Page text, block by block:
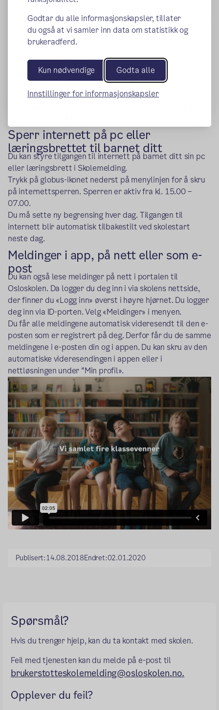
Godtar du alle informasjonskapsler, tillater
du også at vi samler inn data om statistikk og
brukeradferd.
Kun nødvendige Godta alle
Innstillinger for informasjonskapsler
Hvis du har barn i grunnskolen:
Vi henter kontaktinformasjon til foresatte fra Kontakt- og
reservasjonsregisteret (KRR).Hvis det er feil, kan du
endre opplysningene her
Hvis du har barn under 18 år i
videregående skole:
Du kan endre telefonnummer og e-postadresse ved å
logge deg inn på via skolens nettside. På nettsiden finner
Sperr internett på pc eller
læringsbrettet til barnet ditt
Du kan styre tilgangen til internett på barnet ditt sin pc
eller læringsbrett i Skolemelding.
Trykk på globus-ikonet nederst på menylinjen for å skru
på internettsperren. Sperren er aktiv fra kl. 15.00 –
07.00.
Du må sette ny begrensing hver dag. Tilgangen til
internett blir automatisk tilbakestilt ved skolestart
neste dag.
Meldinger i app, på nett eller som e-
post
Du kan også lese meldinger på nett i portalen til
Osloskolen. Da logger du deg inn i via skolens nettside,
der finner du «Logg inn» øverst i høyre hjørnet. Du logger
deg inn via ID-porten. Velg «Meldinger» i menyen.
Du får alle meldingene automatisk videresendt til den e-
posten som er registrert på deg. Derfor får du de samme
meldingene i e-posten din og i appen. Du kan skru av den
automatiske videresendingen i appen eller i
nettløsningen under "Min profil».
Publisert:14.08.2018Endret:02.01.2020
Spørsmål?
Hvis du trenger hjelp, kan du ta kontakt med skolen.
Feil med tjenesten kan du melde på e-post til
brukerstotteskolemelding@osloskolen.no.
Opplever du feil?